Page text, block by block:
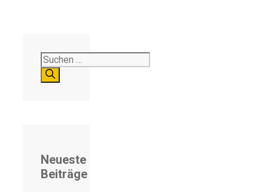
Suchen
nach:
Neueste
Beiträge